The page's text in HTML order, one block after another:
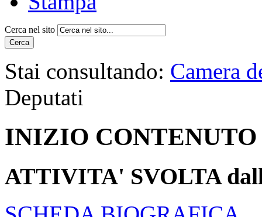
Cerca nel sito
Cerca
Stai consultando: Camera
Deputati
INIZIO CONTENUTO
ATTIVITA' SVOLTA